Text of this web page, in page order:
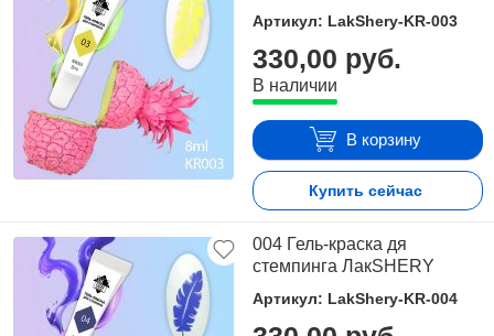
Артикул: LakShery-KR-003
330,00 руб.
В наличии
В корзину
Купить сейчас
004 Гель-краска дя
стемпинга ЛакSHERY
Артикул: LakShery-KR-004